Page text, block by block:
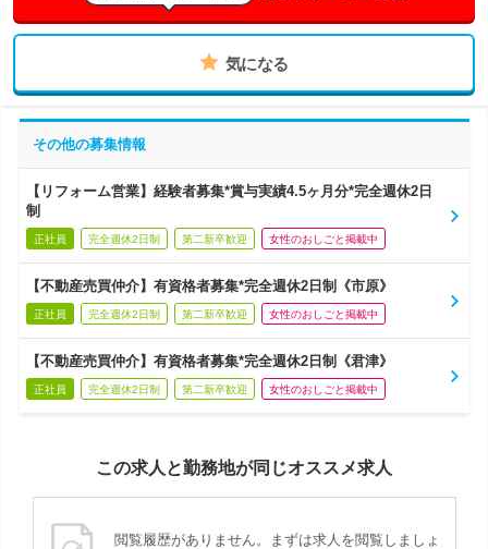
気になる
その他の募集情報
【リフォーム営業】経験者募集*賞与実績4.5ヶ月分*完全週休2日
制
正社員 完全週休2日制 第二新卒歓迎 女性のおしごと掲載中
【不動産売買仲介】有資格者募集*完全週休2日制《市原》
正社員 完全週休2日制 第二新卒歓迎 女性のおしごと掲載中
【不動産売買仲介】有資格者募集*完全週休2日制《君津》
正社員 完全週休2日制 第二新卒歓迎 女性のおしごと掲載中
この求人と勤務地が同じオススメ求人
閲覧履歴がありません。まずは求人を閲覧しましょ